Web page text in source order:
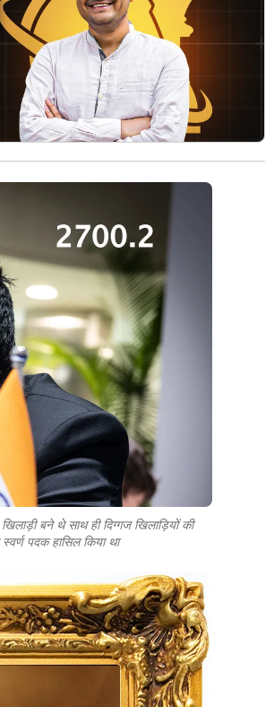
बने थे साथ ही दिग्गज खिलाड़ियों की
स्वर्ण पदक हासिल किया था